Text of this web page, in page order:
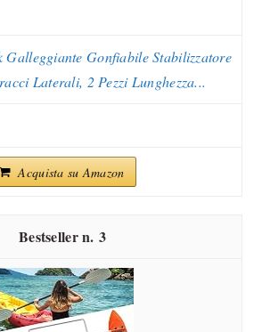
Galleggiante Gonfiabile Stabilizzatore
Laterali, 2 Pezzi Lunghezza...
Acquista su Amazon
3